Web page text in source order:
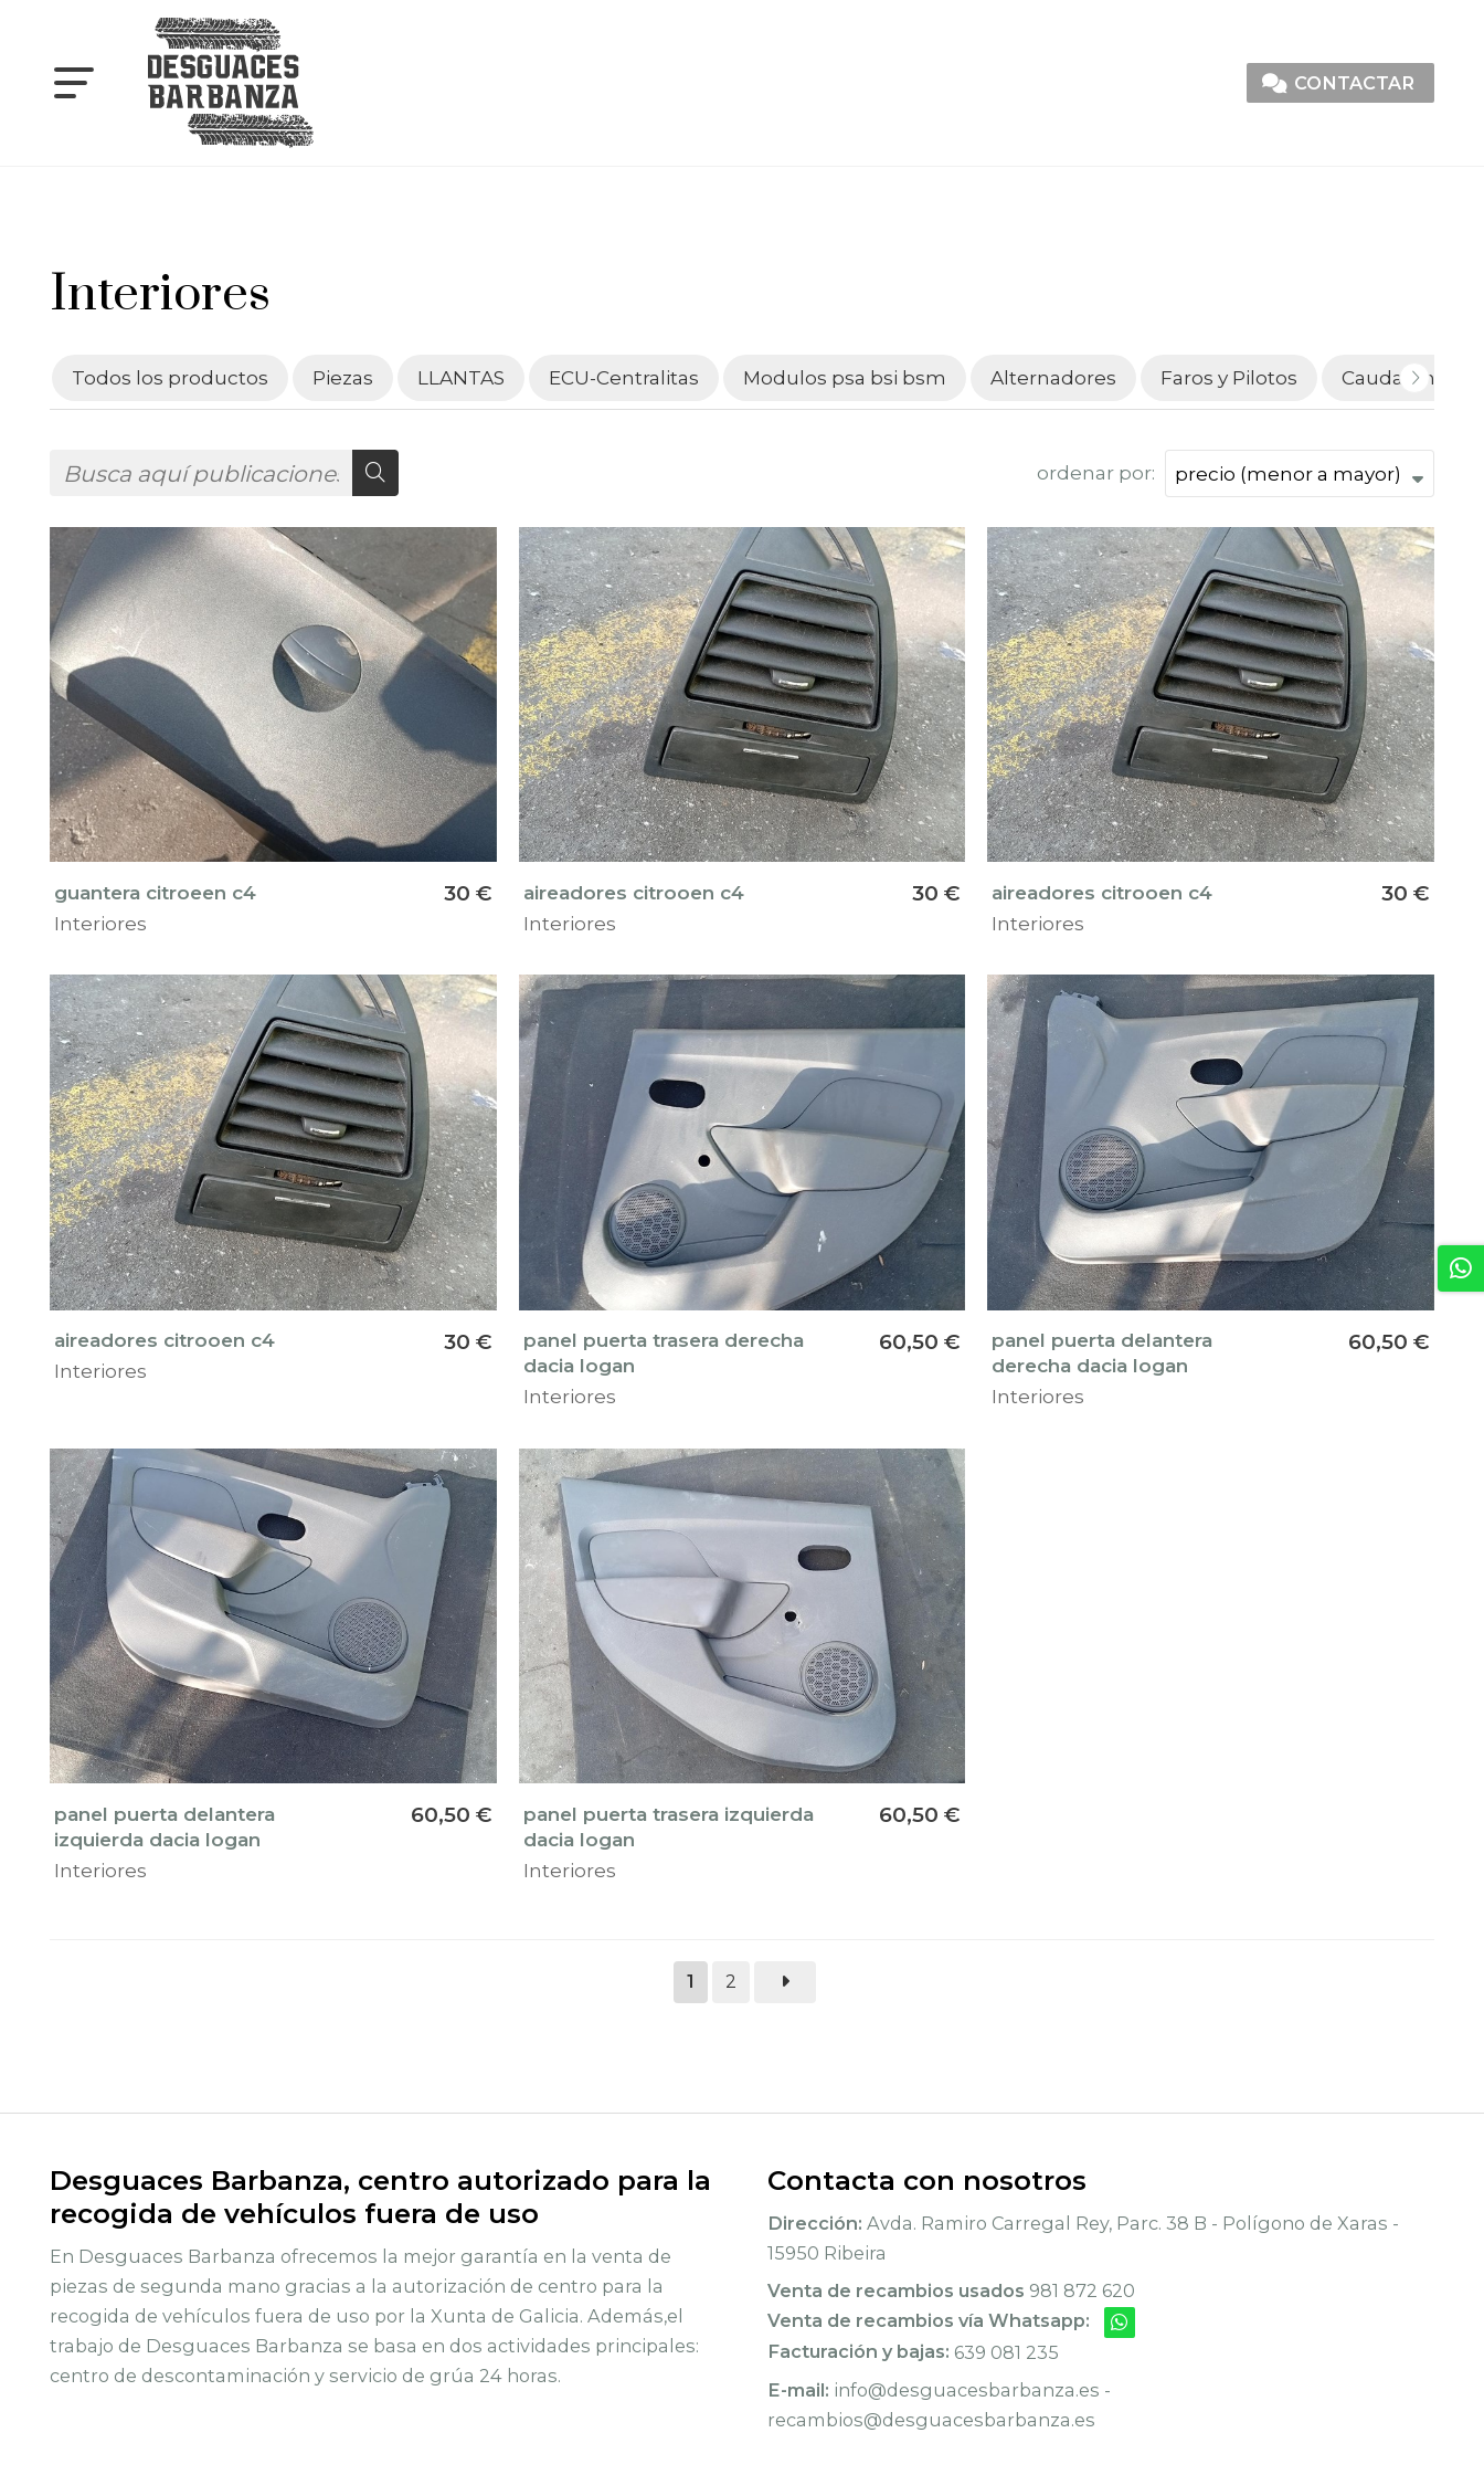
CONTACTAR
Interiores
Todos los productos Piezas LLANTAS ECU-Centralitas Modulos psa bsi bsm Alternadores Faros y Pilotos Caudalímetros
ordenar por:
guantera citroeen c4
Interiores
30 €
aireadores citrooen c4
Interiores
30 €
aireadores citrooen c4
Interiores
30 €
aireadores citrooen c4
Interiores
30 €
panel puerta trasera derecha
dacia logan
Interiores
60,50 €
panel puerta delantera
derecha dacia logan
Interiores
60,50 €
panel puerta delantera
izquierda dacia logan
Interiores
60,50 €
panel puerta trasera izquierda
dacia logan
Interiores
60,50 €
1 2
Desguaces Barbanza, centro autorizado para la
recogida de vehículos fuera de uso
En Desguaces Barbanza ofrecemos la mejor garantía en la venta de
piezas de segunda mano gracias a la autorización de centro para la
recogida de vehículos fuera de uso por la Xunta de Galicia. Además,el
trabajo de Desguaces Barbanza se basa en dos actividades principales:
centro de descontaminación y servicio de grúa 24 horas.
Contacta con nosotros
Dirección: Avda. Ramiro Carregal Rey, Parc. 38 B - Polígono de Xaras -
15950 Ribeira
Venta de recambios usados 981 872 620
Venta de recambios vía Whatsapp:
Facturación y bajas: 639 081 235
E-mail: info@desguacesbarbanza.es -
recambios@desguacesbarbanza.es